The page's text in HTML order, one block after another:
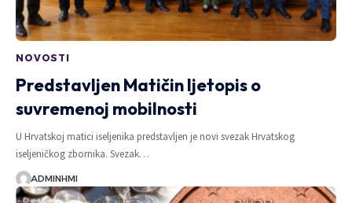
NOVOSTI
Predstavljen Matičin ljetopis o
suvremenoj mobilnosti
U Hrvatskoj matici iseljenika predstavljen je novi svezak Hrvatskog
iseljeničkog zbornika. Svezak…
ADMINHMI